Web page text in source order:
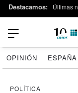
Destacamos: Últimas
OPINIÓN ESPAÑA
POLÍTICA